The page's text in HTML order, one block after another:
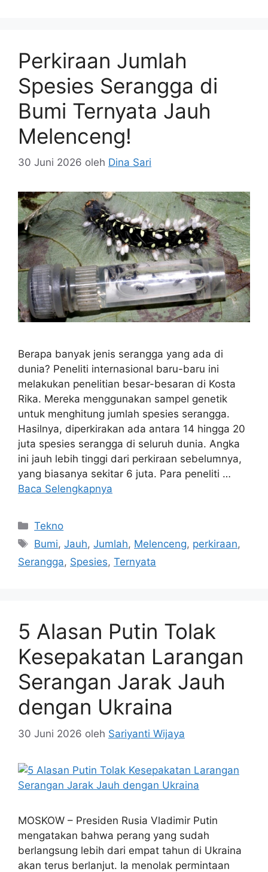
Perkiraan Jumlah
Spesies Serangga di
Bumi Ternyata Jauh
Melenceng!
30 Juni 2026 oleh Dina Sari
Berapa banyak jenis serangga yang ada di
dunia? Peneliti internasional baru-baru ini
melakukan penelitian besar-besaran di Kosta
Rika. Mereka menggunakan sampel genetik
untuk menghitung jumlah spesies serangga.
Hasilnya, diperkirakan ada antara 14 hingga 20
juta spesies serangga di seluruh dunia. Angka
ini jauh lebih tinggi dari perkiraan sebelumnya,
yang biasanya sekitar 6 juta. Para peneliti …
Baca Selengkapnya
Kategori
Tekno
Tag
Bumi,Jauh,Jumlah, Melenceng, perkiraan,
Serangga, Spesies, Ternyata
5 Alasan Putin Tolak
Kesepakatan Larangan
Serangan Jarak Jauh
dengan Ukraina
30 Juni 2026 oleh Sariyanti Wijaya
MOSKOW – Presiden Rusia Vladimir Putin
mengatakan bahwa perang yang sudah
berlangsung lebih dari empat tahun di Ukraina
akan terus berlanjut. Ia menolak permintaan